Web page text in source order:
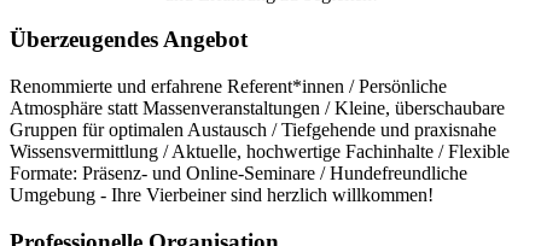
Überzeugendes Angebot
Renommierte und erfahrene Referent*innen / Persönliche
Atmosphäre statt Massenveranstaltungen / Kleine, überschaubare
Gruppen für optimalen Austausch / Tiefgehende und praxisnahe
Wissensvermittlung / Aktuelle, hochwertige Fachinhalte / Flexible
Formate: Präsenz- und Online-Seminare / Hundefreundliche
Umgebung - Ihre Vierbeiner sind herzlich willkommen!